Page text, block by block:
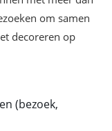
om samen
decoreren op
(bezoek,